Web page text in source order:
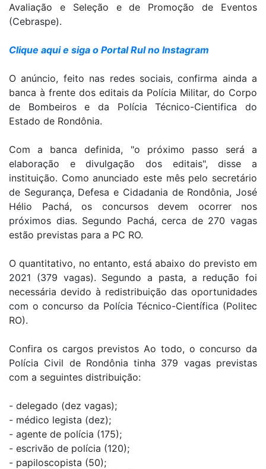
Avaliação e Seleção e de Promoção de Eventos
(Cebraspe).
Clique aqui e siga o Portal Rul no Instagram
O anúncio, feito nas redes sociais, confirma ainda a
banca à frente dos editais da Polícia Militar, do Corpo
de Bombeiros e da Polícia Técnico-Cientifica do
Estado de Rondônia.
Com a banca definida, "o próximo passo será a
elaboração e divulgação dos editais", disse a
instituição. Como anunciado este mês pelo secretário
de Segurança, Defesa e Cidadania de Rondônia, José
Hélio Pachá, os concursos devem ocorrer nos
próximos dias. Segundo Pachá, cerca de 270 vagas
estão previstas para a PC RO.
O quantitativo, no entanto, está abaixo do previsto em
2021 (379 vagas). Segundo a pasta, a redução foi
necessária devido à redistribuição das oportunidades
com o concurso da Polícia Técnico-Científica (Politec
RO).
Confira os cargos previstos Ao todo, o concurso da
Polícia Civil de Rondônia tinha 379 vagas previstas
com a seguintes distribuição:
- delegado (dez vagas);
- médico legista (dez);
- agente de polícia (175);
- escrivão de polícia (120);
- papiloscopista (50);